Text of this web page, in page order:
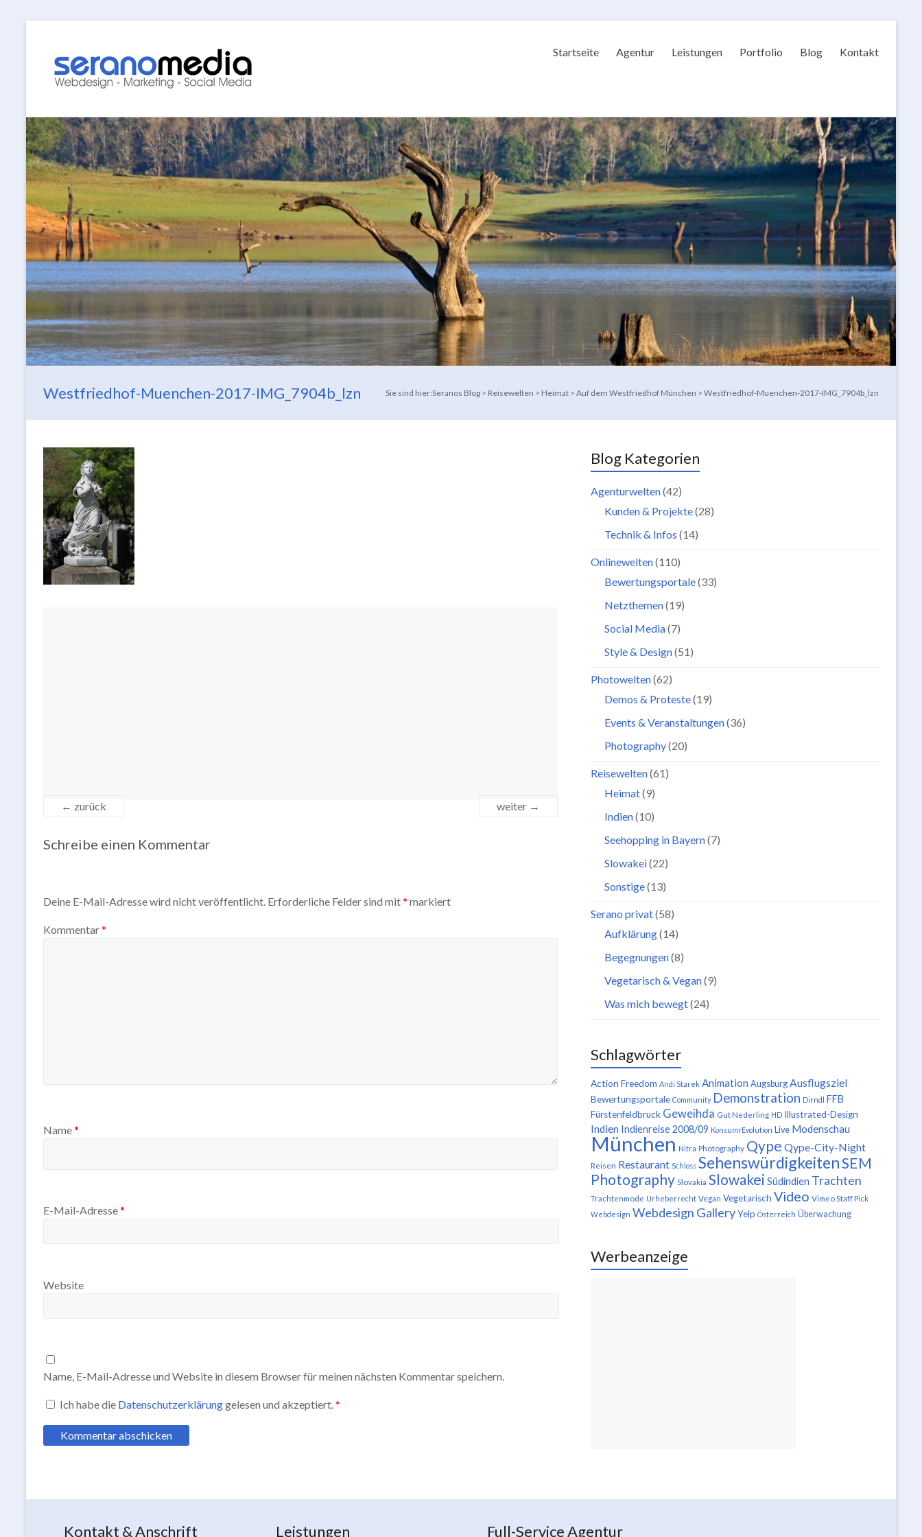
Startseite Agentur Leistungen Portfolio Blog Kontakt
Westfriedhof-Muenchen-2017-IMG_7904b_lzn Sie sind hier:Seranos Blog > Reisewelten > Heimat > Auf dem Westfriedhof München > Westfriedhof-Muenchen-2017-IMG_7904b_lzn
← zurück weiter →
Schreibe einen Kommentar
Deine E-Mail-Adresse wird nicht veröffentlicht. Erforderliche Felder sind mit* markiert
Kommentar*
Name*
E-Mail-Adresse*
Website
Name, E-Mail-Adresse und Website in diesem Browser für meinen nächsten Kommentar speichern.
Ich habe die Datenschutzerklärunggelesen und akzeptiert.*
Blog Kategorien
Agenturwelten(42)
Kunden & Projekte(28)
Technik & Infos (14)
Onlinewelten(110)
Bewertungsportale(33)
Netzthemen(19)
Social Media(7)
Style & Design(51)
Photowelten(62)
Demos & Proteste(19)
Events & Veranstaltungen(36)
Photography(20)
Reisewelten(61)
Heimat(9)
Indien(10)
Seehopping in Bayern(7)
Slowakei(22)
Sonstige(13)
Serano privat(58)
Aufklärung(14)
Begegnungen(8)
Vegetarisch & Vegan(9)
Was mich bewegt(24)
Schlagwörter
Action Freedom Andi Starek Animation Augsburg Ausflugsziel
Bewertungsportale Community Demonstration Dirndl FFB
Fürstenfeldbruck Geweihda Gut Nederling HD Illustrated-Design
Indien Indienreise 2008/09 KonsumrEvolution Live Modenschau
München Nitra Photography Qype Qype-City-Night
Reisen Restaurant Schloss SehenswürdigkeitenSEM
Photography Slovakia Slowakei Südindien Trachten
Trachtenmode Urheberrecht Vegan Vegetarisch Video Vimeo Staff Pick
Webdesign Webdesign GalleryYelp Österreich Überwachung
Werbeanzeige
Kontakt & Anschrift Leistungen Full-Service Agentur